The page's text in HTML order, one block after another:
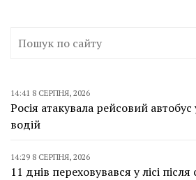
14:41 8 СЕРПНЯ, 2026
Росія атакувала рейсовий автобус
водій
14:29 8 СЕРПНЯ, 2026
11 днів переховувався у лісі